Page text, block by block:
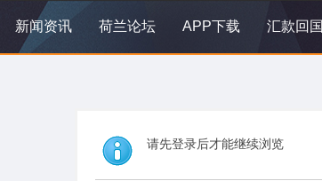
新闻资讯 荷兰论坛 APP下载 汇款回国
请先登录后才能继续浏览